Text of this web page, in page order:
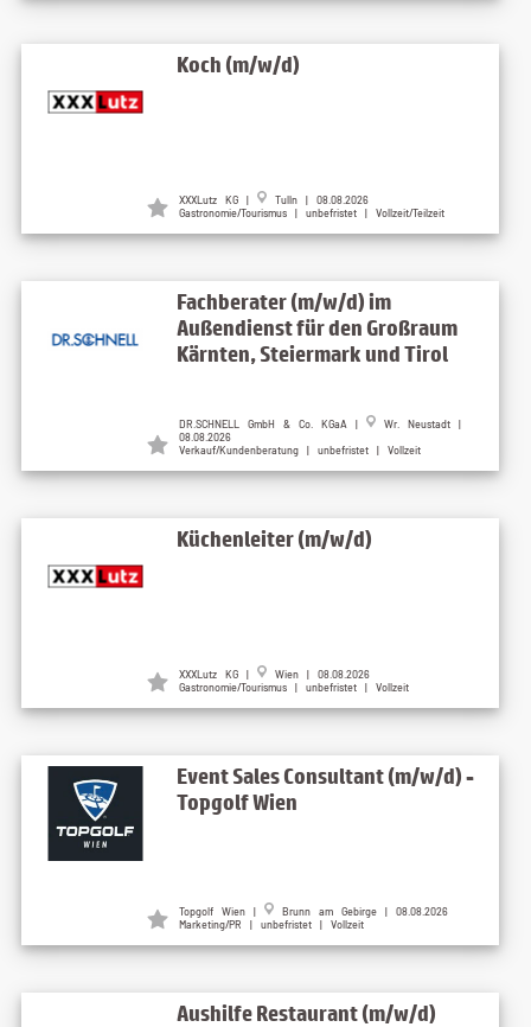
Koch (m/w/d)
XXXLutz KG |
Tulln | 08.08.2026
Gastronomie/Tourismus | unbefristet | Vollzeit/Teilzeit
Fachberater (m/w/d) im
Außendienst für den Großraum
Kärnten, Steiermark und Tirol
DR.SCHNELL GmbH & Co. KGaA |
Wr. Neustadt |
08.08.2026
Verkauf/Kundenberatung | unbefristet | Vollzeit
Küchenleiter (m/w/d)
XXXLutz KG |
Wien | 08.08.2026
Gastronomie/Tourismus | unbefristet | Vollzeit
Event Sales Consultant (m/w/d) -
Topgolf Wien
Topgolf Wien |
Brunn am Gebirge | 08.08.2026
Marketing/PR | unbefristet | Vollzeit
Aushilfe Restaurant (m/w/d)